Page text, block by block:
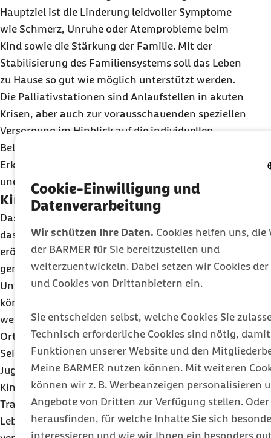
Cookie-Einwilligung und
Datenverarbeitung
Wir schützen Ihre Daten. Cookies helfen uns, die
der BARMER für Sie bereitzustellen und
weiterzuentwickeln. Dabei setzen wir Cookies der
und Cookies von Drittanbietern ein.
Sie entscheiden selbst, welche Cookies Sie
Technisch erforderliche Cookies sind nötig, damit
Funktionen unserer Website und den
Meine BARMER nutzen können. Mit weiteren
können wir z. B. Werbeanzeigen personalisieren
Angebote von Dritten zur Verfügung stellen. Oder
herausfinden, für welche Inhalte Sie sich
interessieren und wie wir Ihnen ein besonders
Hauptziel ist die Linderung leidvoller Symptome
wie Schmerz, Unruhe oder Atemprobleme beim
Kind sowie die Stärkung der Familie. Mit der
Stabilisierung des Familiensystems soll das Leben
zu Hause so gut wie möglich unterstützt werden.
Die Palliativstationen sind Anlaufstellen in akuten
Krisen, aber auch zur vorausschauenden speziellen
Versorgung im Hinblick auf die individuellen
Belange aufgrund der zugrunde liegenden
Erkrankung. Eltern und auch Geschwister können
und sollen mit aufgenommen werden.
Kinderhospiz
Das erste stationäre Kinderhospiz in Deutschland,
das Kinderhospiz Balthasar, wurde in Olpe 1998
eröffnet. Kinderhospize geben den Familien einen
gemeinsamen Ort zur Entlastung und
Unterstützung. Wie in einem Kurzzeitwohnheim
können die Kinder vorübergehend versorgt
werden, zusätzlich können die Familien mit vor
Ort sein.
Seit 2009 gibt es in Olpe einen eigenen Bereich für
Jugendliche und junge Erwachsene. Stationäre
Kinderhospize bieten neben der Sterbe- und
Trauerbegleitung vor allem eine lebendige
Lebensgestaltung an. Im Gegensatz dazu